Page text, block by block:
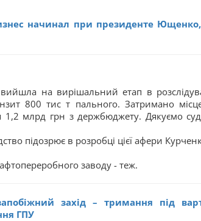
начинал при президенте
на вирішальний етап в
800 тис т пального. Затримано
1,2 млрд грн з держбюджету. Дякуємо
підозрює в розробці цієї афери
заводу - теж.
захід – тримання під
ГПУ